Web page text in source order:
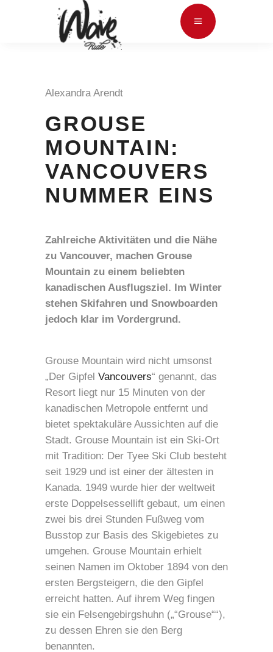
Alexandra Arendt
GROUSE
MOUNTAIN:
VANCOUVERS
NUMMER EINS
Zahlreiche Aktivitäten und die Nähe
zu Vancouver, machen Grouse
Mountain zu einem beliebten
kanadischen Ausflugsziel. Im Winter
stehen Skifahren und Snowboarden
jedoch klar im Vordergrund.
Grouse Mountain wird nicht umsonst
„Der Gipfel Vancouvers“ genannt, das
Resort liegt nur 15 Minuten von der
kanadischen Metropole entfernt und
bietet spektakuläre Aussichten auf die
Stadt. Grouse Mountain ist ein Ski-Ort
mit Tradition: Der Tyee Ski Club besteht
seit 1929 und ist einer der ältesten in
Kanada. 1949 wurde hier der weltweit
erste Doppelsessellift gebaut, um einen
zwei bis drei Stunden Fußweg vom
Busstop zur Basis des Skigebietes zu
umgehen. Grouse Mountain erhielt
seinen Namen im Oktober 1894 von den
ersten Bergsteigern, die den Gipfel
erreicht hatten. Auf ihrem Weg fingen
sie ein Felsengebirgshuhn („“Grouse““),
zu dessen Ehren sie den Berg
benannten.